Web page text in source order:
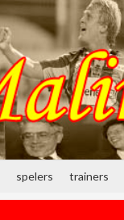
spelers trainers